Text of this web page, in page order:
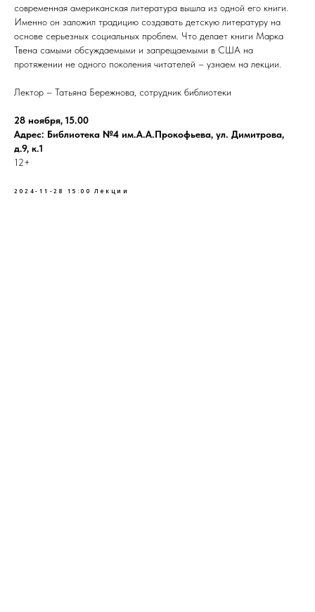
современная американская литература вышла из одной его книги.
Именно он заложил традицию создавать детскую литературу на
основе серьезных социальных проблем. Что делает книги Марка
Твена самыми обсуждаемыми и запрещаемыми в США на
протяжении не одного поколения читателей – узнаем на лекции.
Лектор – Татьяна Бережнова, сотрудник библиотеки
28 ноября, 15.00
Адрес: Библиотека №4 им.А.А.Прокофьева, ул. Димитрова,
д.9, к.1
12+
2024-11-28 15:00 Лекции